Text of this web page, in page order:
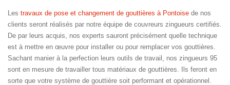
Les travaux de pose et changement de gouttières à Pontoise de nos
clients seront réalisés par notre équipe de couvreurs zingueurs certifiés.
De par leurs acquis, nos experts sauront précisément quelle technique
est à mettre en œuvre pour installer ou pour remplacer vos gouttières.
Sachant manier à la perfection leurs outils de travail, nos zingueurs 95
sont en mesure de travailler tous matériaux de gouttières. Ils feront en
sorte que votre système de gouttière soit performant et opérationnel.